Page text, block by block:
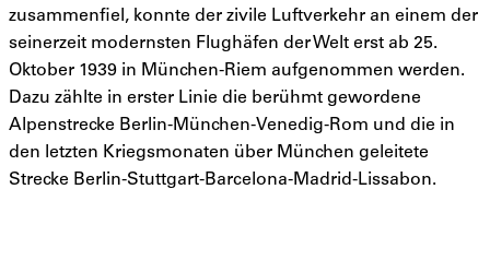
zusammenfiel, konnte der zivile Luftverkehr an einem der
seinerzeit modernsten Flughäfen der Welt erst ab 25.
Oktober 1939 in München-Riem aufgenommen werden.
Dazu zählte in erster Linie die berühmt gewordene
Alpenstrecke Berlin-München-Venedig-Rom und die in
den letzten Kriegsmonaten über München geleitete
Strecke Berlin-Stuttgart-Barcelona-Madrid-Lissabon.